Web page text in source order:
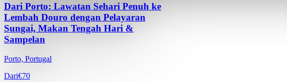
Dari Porto: Lawatan Sehari Penuh ke
Lembah Douro dengan Pelayaran
Sungai, Makan Tengah Hari &
Sampelan
Porto, Portugal
Dari€70